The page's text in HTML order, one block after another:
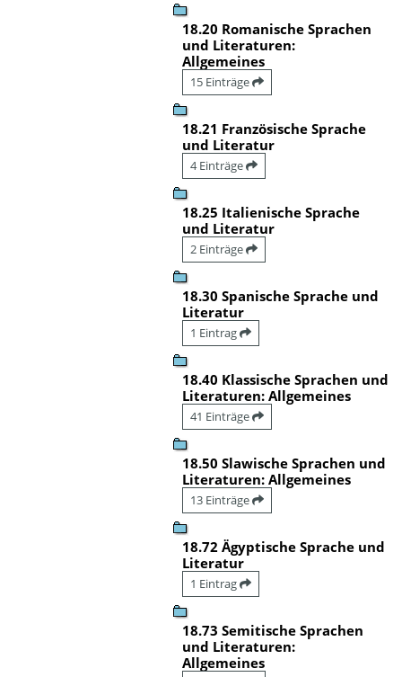
18.20 Romanische Sprachen
und Literaturen:
Allgemeines
15 Einträge
18.21 Französische Sprache
und Literatur
4 Einträge
18.25 Italienische Sprache
und Literatur
2 Einträge
18.30 Spanische Sprache und
Literatur
1 Eintrag
18.40 Klassische Sprachen und
Literaturen: Allgemeines
41 Einträge
18.50 Slawische Sprachen und
Literaturen: Allgemeines
13 Einträge
18.72 Ägyptische Sprache und
Literatur
1 Eintrag
18.73 Semitische Sprachen
und Literaturen:
Allgemeines